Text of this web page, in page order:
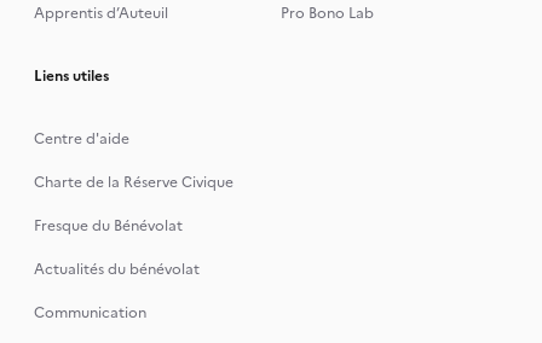
Apprentis d’Auteuil
Pro Bono Lab
Liens utiles
Centre d'aide
Charte de la Réserve Civique
Fresque du Bénévolat
Actualités du bénévolat
Communication